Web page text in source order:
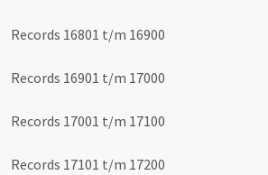
Records 16801 t/m 16900
Records 16901 t/m 17000
Records 17001 t/m 17100
Records 17101 t/m 17200